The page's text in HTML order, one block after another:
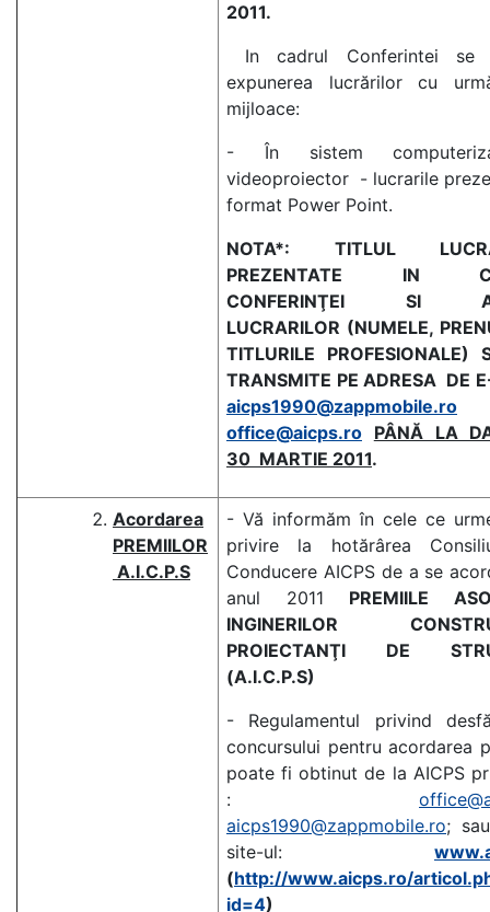
2011.
In cadrul Conferintei se
expunerea lucrărilor cu
mijloace:
- În sistem
videoproiector - lucrarile
format Power Point.
NOTA*: TITLUL
PREZENTATE IN
CONFERINŢEI SI
LUCRARILOR (NUMELE,
TITLURILE PROFESIONALE)
TRANSMITE PE ADRESA DE
aicps1990@zappmobile.ro
office@aicps.ro PÂNĂ LA
30 MARTIE 2011.
Acordarea
PREMIILOR
A.I.C.P.S
- Vă informăm în cele ce
privire la hotărârea
Conducere AICPS de a se
anul 2011 PREMIILE
INGINERILOR
PROIECTANŢI DE
(A.I.C.P.S)
- Regulamentul privind
concursului pentru acordarea
poate fi obtinut de la AICPS
:
aicps1990@zappmobile.ro;
site-ul:
(http://www.aicps.ro/
id=4)